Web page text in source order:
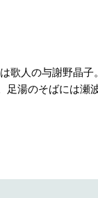
歌人の与謝野晶子
足湯のそばには瀬